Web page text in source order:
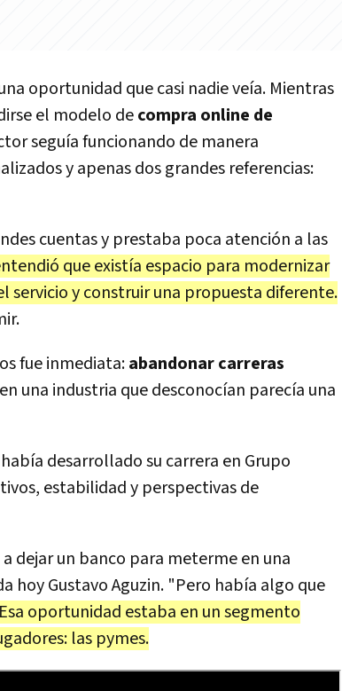
oportunidad que casi nadie veía. Mientras
el modelo decompra online de
seguía funcionando de manera
y apenas dos grandes referencias:
cuentas y prestaba poca atención a las
que existía espacio para modernizar
servicio y construir una propuesta diferente.
fue inmediata:abandonar carreras
una industria que desconocían parecía una
desarrollado su carrera en Grupo
estabilidad y perspectivas de
dejar un banco para meterme en una
hoy Gustavo Aguzin. "Pero había algo que
Esa oportunidad estaba en un segmento
las pymes.